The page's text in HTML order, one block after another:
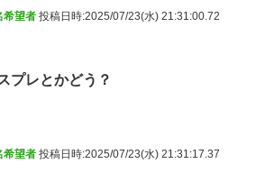
希望者 投稿日時:2025/07/23(水) 21:31:00.72
プレとかどう？
希望者 投稿日時:2025/07/23(水) 21:31:17.37